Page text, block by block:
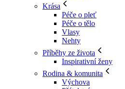
Krása
Péče o pleť
Péče o tělo
Vlasy
Nehty
Příběhy ze života
Inspirativní ženy
Rodina & komunita
Výchova